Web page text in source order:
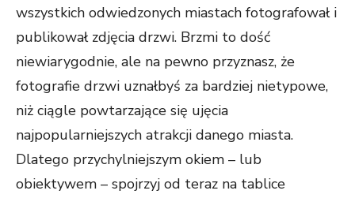
wszystkich odwiedzonych miastach fotografował i
publikował zdjęcia drzwi. Brzmi to dość
niewiarygodnie, ale na pewno przyznasz, że
fotografie drzwi uznałbyś za bardziej nietypowe,
niż ciągle powtarzające się ujęcia
najpopularniejszych atrakcji danego miasta.
Dlatego przychylniejszym okiem – lub
obiektywem – spojrzyj od teraz na tablice